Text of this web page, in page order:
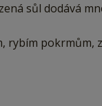
sůl dodává